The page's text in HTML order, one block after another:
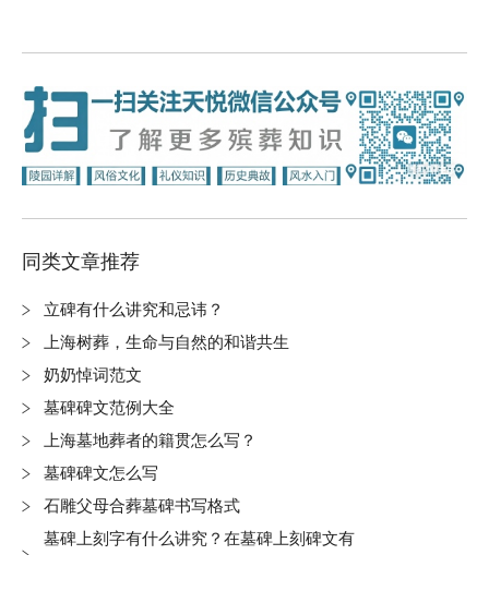
同类文章推荐
立碑有什么讲究和忌讳？
上海树葬，生命与自然的和谐共生
奶奶悼词范文
墓碑碑文范例大全
上海墓地葬者的籍贯怎么写？
墓碑碑文怎么写
石雕父母合葬墓碑书写格式
墓碑上刻字有什么讲究？在墓碑上刻碑文有